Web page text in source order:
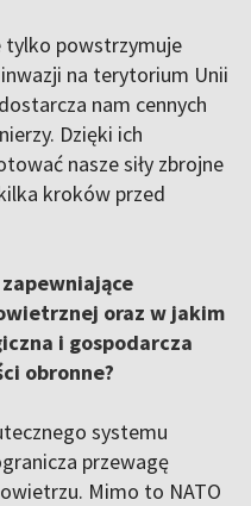
tylko powstrzymuje
na terytorium Unii
nam cennych
Dzięki ich
nasze siły zbrojne
kroków przed
oraz w jakim
i gospodarcza
obronne?
systemu
przewagę
Mimo to NATO